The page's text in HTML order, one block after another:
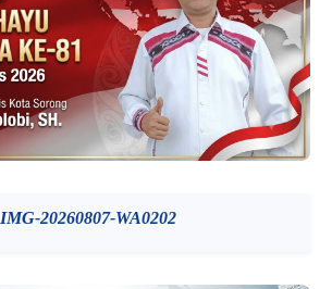
IMG-20260807-WA0202